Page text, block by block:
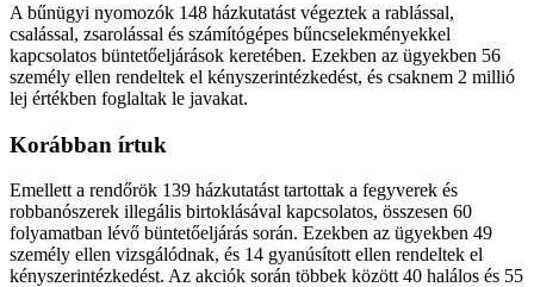
A bűnügyi nyomozók 148 házkutatást végeztek a rablással,
csalással, zsarolással és számítógépes bűncselekményekkel
kapcsolatos büntetőeljárások keretében. Ezekben az ügyekben 56
személy ellen rendeltek el kényszerintézkedést, és csaknem 2 millió
lej értékben foglaltak le javakat.
Korábban írtuk
Emellett a rendőrök 139 házkutatást tartottak a fegyverek és
robbanószerek illegális birtoklásával kapcsolatos, összesen 60
folyamatban lévő büntetőeljárás során. Ezekben az ügyekben 49
személy ellen vizsgálódnak, és 14 gyanúsított ellen rendeltek el
kényszerintézkedést. Az akciók során többek között 40 halálos és 55